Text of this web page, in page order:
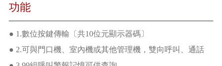
功能
● 1.數位按鍵傳輸〔共10位元顯示器碼〕
● 2.可與門口機、室內機或其他管理機，雙向呼叫、通話